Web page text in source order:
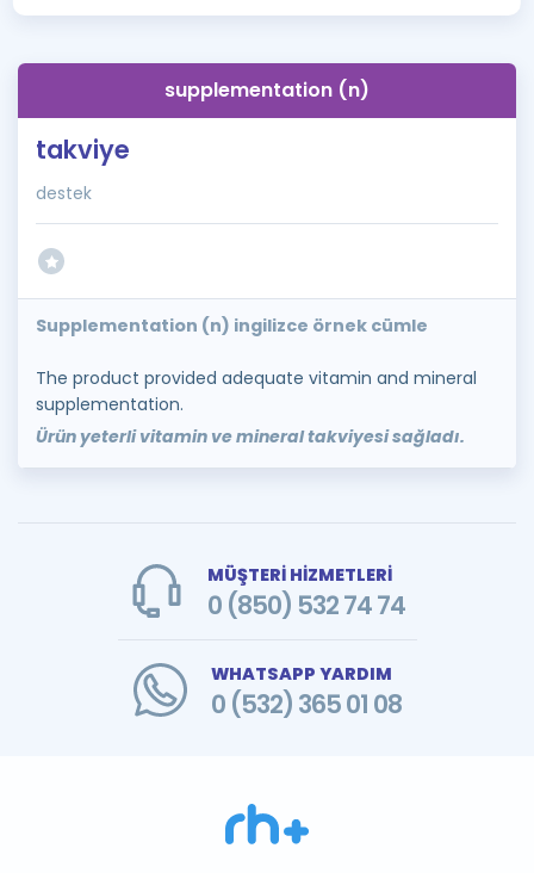
İngilizce Gramersupplementation (n)
takviye
destek
Supplementation (n) ingilizce örnek cümle
The product provided adequate vitamin and mineral
supplementation.
Ürün yeterli vitamin ve mineral takviyesi sağladı.
MÜŞTERİ HİZMETLERİ
0 (850) 532 74 74
WHATSAPP YARDIM
0 (532) 365 01 08